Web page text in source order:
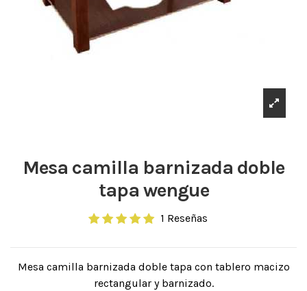
Mesa camilla barnizada doble
tapa wengue
1 Reseñas
Mesa camilla barnizada doble tapa con tablero macizo
rectangular y barnizado.